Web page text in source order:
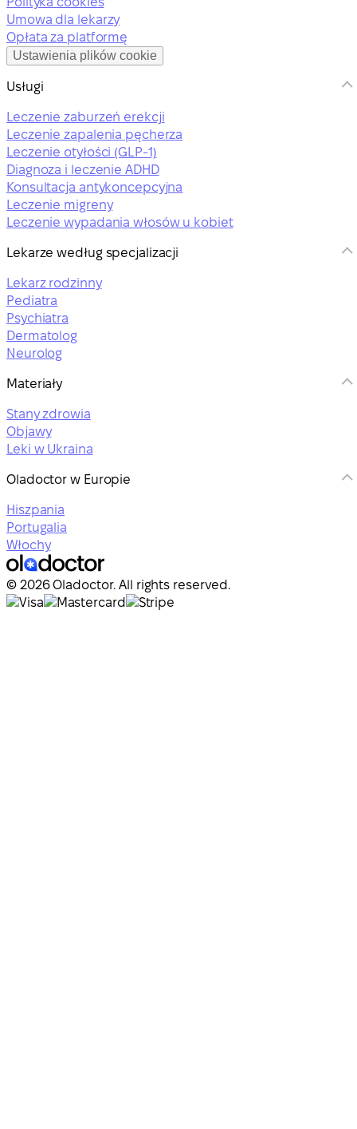
Umowa dla lekarzy
Opłata za platformę
Ustawienia plików cookie
Usługi
Leczenie zaburzeń erekcji
Leczenie zapalenia pęcherza
Leczenie otyłości (GLP-1)
Diagnoza i leczenie ADHD
Konsultacja antykoncepcyjna
Leczenie migreny
Leczenie wypadania włosów u kobiet
Lekarze według specjalizacji
Lekarz rodzinny
Pediatra
Psychiatra
Dermatolog
Neurolog
Materiały
Stany zdrowia
Objawy
Leki w Ukraina
Oladoctor w Europie
Hiszpania
Portugalia
Włochy
© 2026 Oladoctor. All rights reserved.